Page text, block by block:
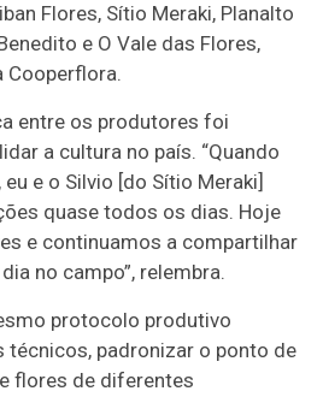
Flores, Sítio Meraki, Planalto
e O Vale das Flores,
Cooperflora.
entre os produtores foi
a cultura no país. “Quando
e o Silvio [do Sítio Meraki]
quase todos os dias. Hoje
e continuamos a compartilhar
no campo”, relembra.
protocolo produtivo
técnicos, padronizar o ponto de
flores de diferentes